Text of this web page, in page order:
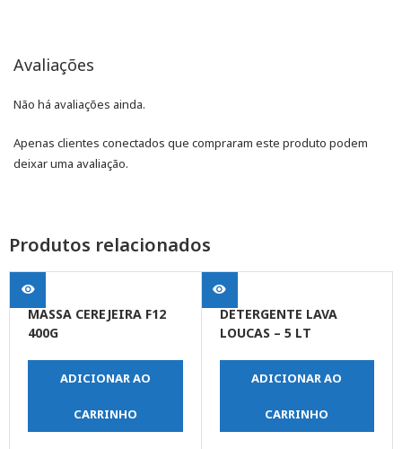
Avaliações
Não há avaliações ainda.
Apenas clientes conectados que compraram este produto podem
deixar uma avaliação.
Produtos relacionados
MASSA CEREJEIRA F12
400G
ADICIONAR AO
CARRINHO
DETERGENTE LAVA
LOUCAS – 5 LT
ADICIONAR AO
CARRINHO